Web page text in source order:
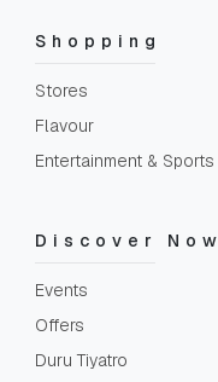
Shopping
Stores
Flavour
Entertainment & Sports
Discover Now
Events
Offers
Duru Tiyatro